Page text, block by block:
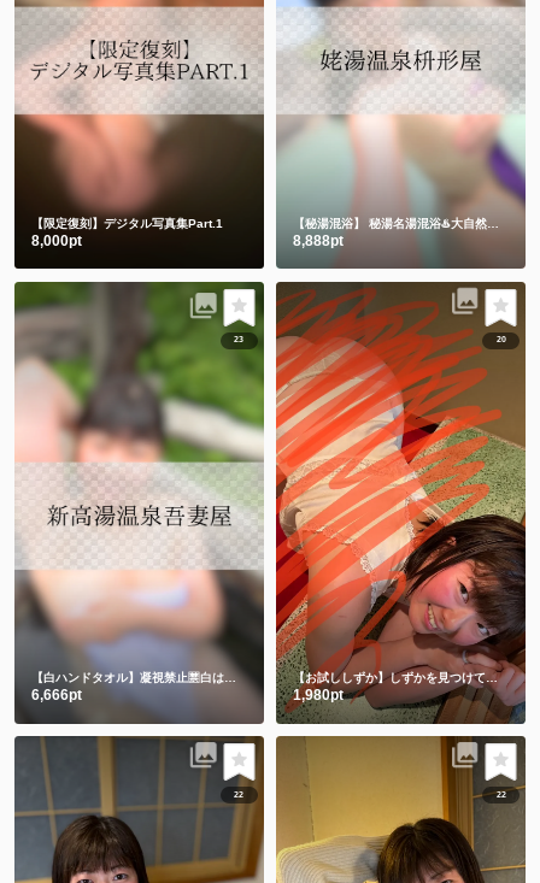
【限定復刻】デジタル写真集Part.1
8,000pt
【秘湯混浴】 秘湯名湯混浴♨️大自然の中でハンドタオル㊙️
8,888pt
23
【白ハンドタオル】凝視禁止🈲白は透けちゃうって🫣
6,666pt
20
【お試ししずか】しずかを見つけて、選んでくれてありがとう💕💕
1,980pt
22 22